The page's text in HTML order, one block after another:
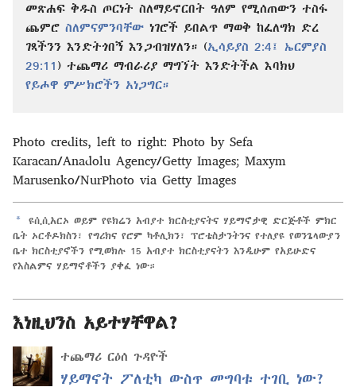
መጽሐፍ ቅዱስ ጦርነት ስለማይኖርበት ዓለም የሚሰጠውን ተስፋ
ጨምሮ ስለምናምንባቸው ነገሮች ይበልጥ ማወቅ ከፈለግክ ድረ
ገጻችንን እንድትጎበኝ እንጋብዝሃለን። (ኢሳይያስ 2:4፤
ኤርምያስ
29:11 ) ተጨማሪ ማብራሪያ ማግኘት እንድትችል እባክህ
የይሖዋ ምሥክሮችን አነጋግር።
Photo credits, left to right: Photo by Sefa
Karacan/Anadolu Agency/Getty Images; Maxym
Marusenko/NurPhoto via Getty Images
a
ዩሲሲአርኦ ወይም የዩክሬን አብያተ ክርስቲያናትና ሃይማኖታዊ ድርጅቶች ምክር
ቤት ኦርቶዶክስን፣ የግሪክና የሮም ካቶሊክን፣ ፕሮቴስታንትንና የተለያዩ የወንጌላውያን
ቤተ ክርስቲያኖችን የሚወክሉ 15 አብያተ ክርስቲያናትን እንዲሁም የአይሁድና
የእስልምና ሃይማኖቶችን ያቀፈ ነው።
እነዚህንስ አይተሃቸዋል?
ተጨማሪ ርዕሰ ጉዳዮች
ሃይማኖት ፖለቲካ ውስጥ መግባቱ ተገቢ ነው?